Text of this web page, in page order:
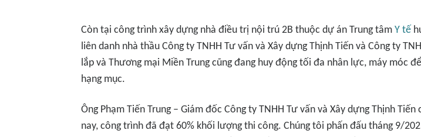
Còn tại công trình xây dựng nhà điều trị nội trú 2B thuộc dự án Trung tâm Y tế
liên danh nhà thầu Công ty TNHH Tư vấn và Xây dựng Thịnh Tiến và Công ty
lắp và Thương mại Miền Trung cũng đang huy động tối đa nhân lực, máy móc
hạng mục.
Ông Phạm Tiến Trung – Giám đốc Công ty TNHH Tư vấn và Xây dựng Thịnh
nay, công trình đã đạt 60% khối lượng thi công. Chúng tôi phấn đấu tháng 9/